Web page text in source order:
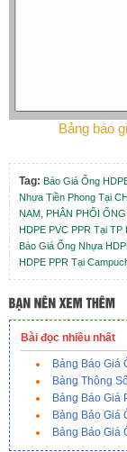
Bảng báo
Tag: Báo Giá Ống
Nhựa Tiền Phong Tại
NAM, PHÂN PHỐI
HDPE PVC PPR Tại TP
Báo Giá Ống Nhựa
HDPE PPR Tại
Bài đọc nhiều nhất
Bảng Báo Giá
Bảng Thông
Bảng Báo Giá
Bảng Báo Giá
Bảng Báo Giá